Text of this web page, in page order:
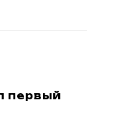
первый